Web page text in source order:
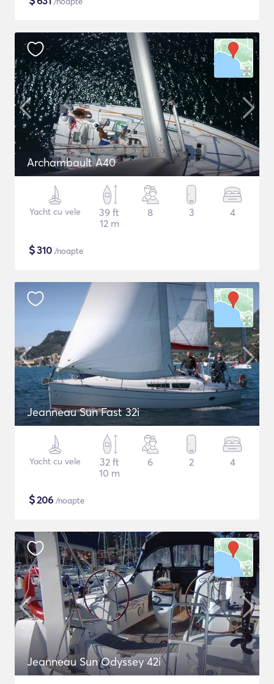
Archambault A40
Yacht cu vele
39 ft
12 m
8 3 4
$310 /noapte
Jeanneau Sun Fast 32i
Yacht cu vele
32 ft
10 m
6 2 4
$206 /noapte
Jeanneau Sun Odyssey 42i